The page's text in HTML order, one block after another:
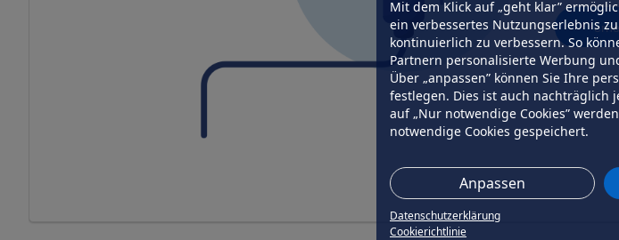
Mit dem Klick auf „geht klar”
ein verbessertes Nutzungserlebnis
kontinuierlich zu verbessern. So
Partnern personalisierte Werbung
Über „anpassen” können Sie Ihre
festlegen. Dies ist auch nachträglich
auf „Nur notwendige Cookies”
notwendige Cookies gespeichert.
Anpassen
Datenschutzerklärung
Cookierichtlinie